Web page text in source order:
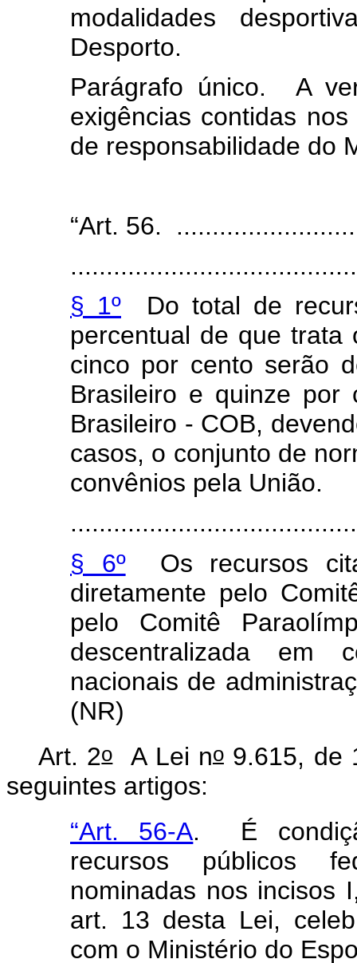
modalidades
Desporto.
Parágrafo único. A
exigências contidas
de responsabilidade do
“Art. 56.
§ 1º Do total de
percentual de que
cinco por cento serão
Brasileiro e quinze por
Brasileiro - COB,
casos, o conjunto de
convênios pela União.
§ 6ºOs recursos
diretamente pelo
pelo Comitê
descentralizada em
nacionais de
(NR)
Art. 2oA Lei no9.615, de
seguintes artigos:
“Art. 56-A. É
recursos públicos
nominadas nos incisos
art. 13 desta Lei,
com o Ministério do